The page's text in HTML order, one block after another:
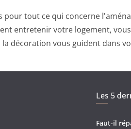
tout ce qui concerne
entretenir votre logement,
décoration vous guident dans
Les 5
Faut-il